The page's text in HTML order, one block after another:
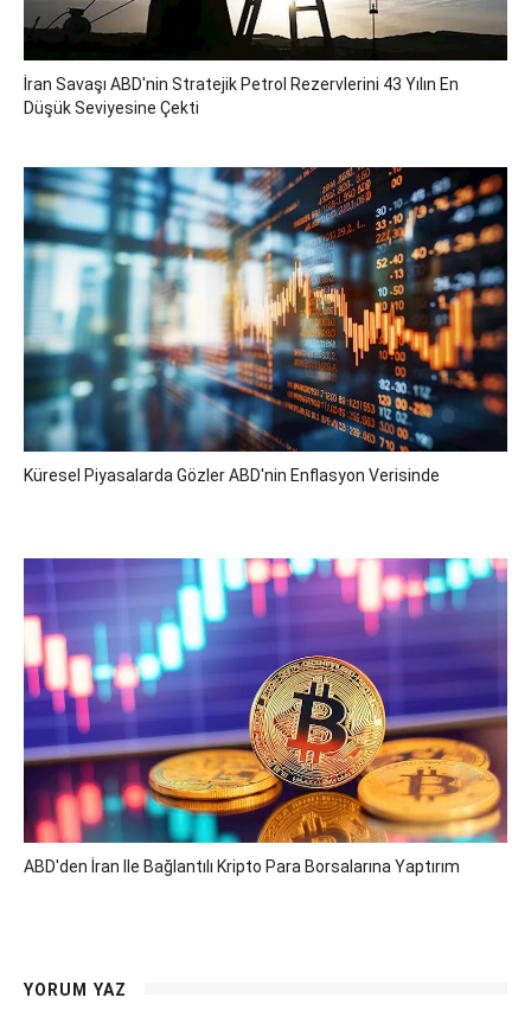
İran Savaşı ABD'nin Stratejik Petrol Rezervlerini 43 Yılın En
Düşük Seviyesine Çekti
Küresel Piyasalarda Gözler ABD'nin Enflasyon Verisinde
ABD'den İran Ile Bağlantılı Kripto Para Borsalarına Yaptırım
YORUM YAZ